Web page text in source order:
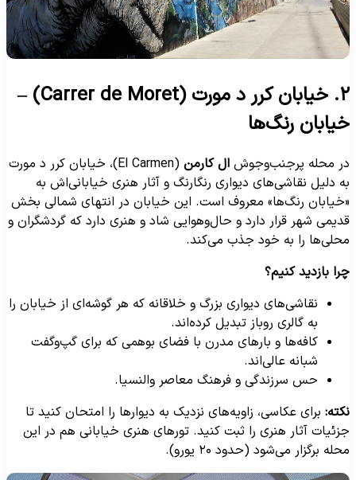
۲. خیابان کرر د مورت (Carrer de Moret) –
رنگ‌ها
محله پرجنب‌وجوشال کارمن
(El Carmen)، خیابان کرر د مورت
دلیل نقاشی‌های دیواری رنگارنگ و آثار هنری خیابانی‌اش به
رنگ‌ها» معروف است. این خیابان در انتهای شمالی بخش
شهر قرار دارد و حال‌وهوایی شاد و هنری دارد که گردشگران و
را به خود جذب می‌کند.
بازدید کنیم؟
نقاشی‌های دیواری بزرگ و خلاقانه که هر گوشه‌ای از خیابان را
به گالری روباز تبدیل کرده‌اند.
کافه‌ها و بارهای مدرن با فضای بوهمی که برای گپ‌وگفت
شبانه عالی‌اند.
حس سرزندگی و فرهنگ معاصر والنسیا.
برای عکاسی، زاویه‌های نزدیک به دیوارها را امتحان کنید تا
آثار هنری را ثبت کنید. تورهای هنری خیابانی هم در این
برگزار می‌شود (حدود ۲۰ یورو).